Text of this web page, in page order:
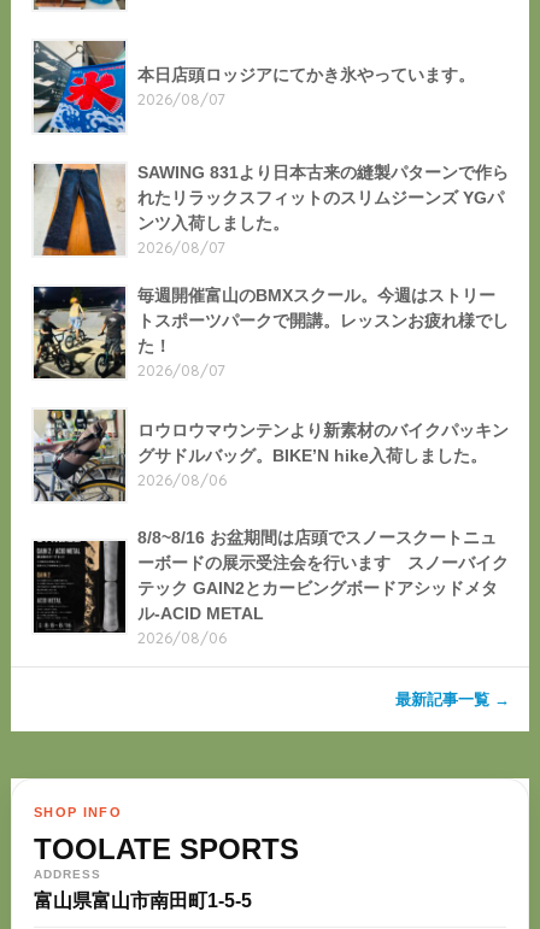
本日店頭ロッジアにてかき氷やっています。
2026/08/07
SAWING 831より日本古来の縫製パターンで作ら
れたリラックスフィットのスリムジーンズ YGパ
ンツ入荷しました。
2026/08/07
毎週開催富山のBMXスクール。今週はストリー
トスポーツパークで開講。レッスンお疲れ様でし
た！
2026/08/07
ロウロウマウンテンより新素材のバイクパッキン
グサドルバッグ。BIKE’N hike入荷しました。
2026/08/06
8/8~8/16 お盆期間は店頭でスノースクートニュ
ーボードの展示受注会を行います スノーバイク
テック GAIN2とカービングボードアシッドメタ
ル-ACID METAL
2026/08/06
最新記事一覧 →
SHOP INFO
TOOLATE SPORTS
ADDRESS
富山県富山市南田町1-5-5